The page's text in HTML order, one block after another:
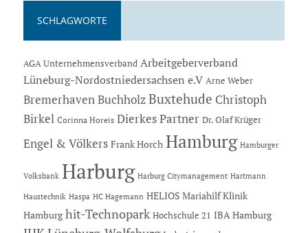
SCHLAGWORTE
AGA Unternehmensverband Arbeitgeberverband
Lüneburg-Nordostniedersachsen e.V Arne Weber
Bremerhaven Buchholz Buxtehude Christoph
Birkel Corinna Horeis Dierkes Partner Dr. Olaf Krüger
Engel & Völkers Frank Horch Hamburg Hamburger
Volksbank Harburg Harburg Citymanagement Hartmann
Haustechnik Haspa HC Hagemann HELIOS Mariahilf Klinik
Hamburg hit-Technopark Hochschule 21 IBA Hamburg